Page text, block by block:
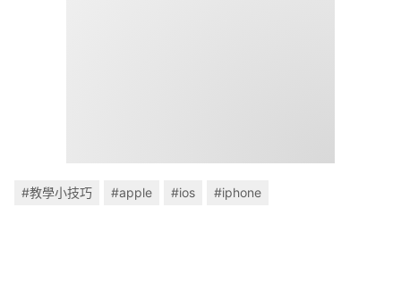
#教學小技巧 #apple #ios #iphone